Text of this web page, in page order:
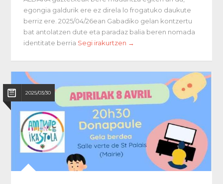
egongia galdurik ere ez direla lo frogatuko daukute
berriz ere. 2025/04/26ean Gabadiko gelan kontzertu
bat antolatzen dute eta paradaz balia beren nomada
identitate berria Segi irakurtzen →
2025/03/30